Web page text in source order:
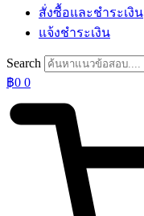
สั่งซื้อและชำระเงิน
แจ้งชำระเงิน
Search
฿0 0